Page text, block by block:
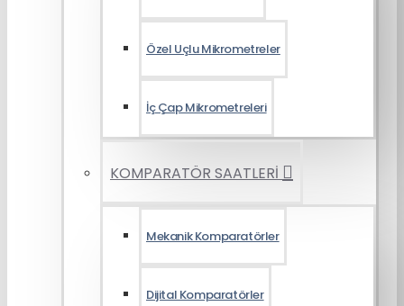
Özel Uçlu Mikrometreler
İç Çap Mikrometreleri
KOMPARATÖR SAATLERİ
Mekanik Komparatörler
Dijital Komparatörler